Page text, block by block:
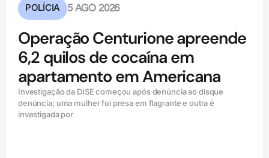
POLÍCIA 5 AGO 2026
Operação Centurione apreende
6,2 quilos de cocaína em
apartamento em Americana
Investigação da DISE começou após denúncia ao disque
denúncia; uma mulher foi presa em flagrante e outra é
investigada por